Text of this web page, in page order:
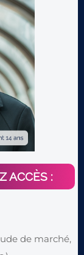
ACCÈS :
de marché,